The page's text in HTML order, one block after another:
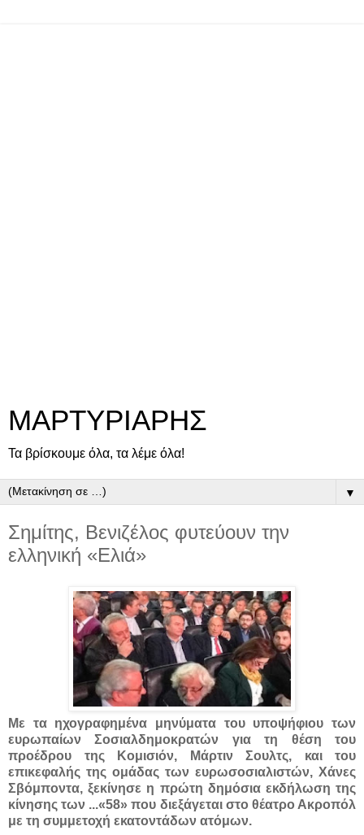
ΜΑΡΤΥΡΙΑΡΗΣ
Τα βρίσκουμε όλα, τα λέμε όλα!
▼
Σημίτης, Βενιζέλος φυτεύουν την
ελληνική «Ελιά»
Με τα ηχογραφημένα μηνύματα του υποψήφιου των
ευρωπαίων Σοσιαλδημοκρατών για τη θέση του
προέδρου της Κομισιόν, Μάρτιν Σουλτς, και του
επικεφαλής της ομάδας των ευρωσοσιαλιστών, Χάνες
Σβόμποντα, ξεκίνησε η πρώτη δημόσια εκδήλωση της
κίνησης των ...«58» που διεξάγεται στο θέατρο Ακροπόλ
με τη συμμετοχή εκατοντάδων ατόμων.